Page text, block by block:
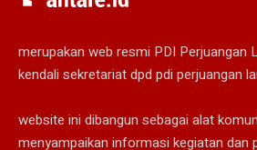
merupakan web resmi PDI Perjuangan
kendali sekretariat dpd pdi perjuangan
website ini dibangun sebagai alat
menyampaikan informasi kegiatan dan